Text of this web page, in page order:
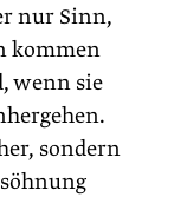
nur Sinn,
kommen
wenn sie
sondern